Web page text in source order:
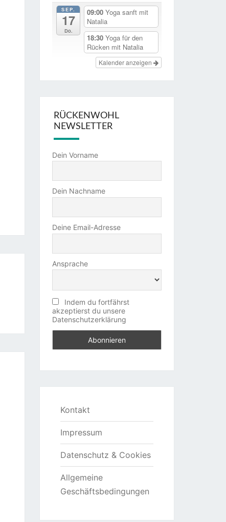
SEP.
17
Do.
09:00Yoga sanft mit
Natalia
18:30Yoga für den
Rücken mit Natalia
Kalender anzeigen
RÜCKENWOHL
NEWSLETTER
Dein Vorname
Dein Nachname
Deine Email-Adresse
Ansprache
Indem du fortfährst
akzeptierst du unsere
Datenschutzerklärung
Kontakt
Impressum
Datenschutz & Cookies
Allgemeine
Geschäftsbedingungen